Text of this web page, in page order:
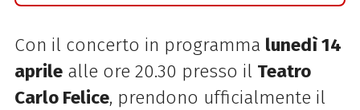
Con il concerto in programma lunedì 14
aprilealle ore 20.30 presso il Teatro
Carlo Felice, prendono ufficialmente il